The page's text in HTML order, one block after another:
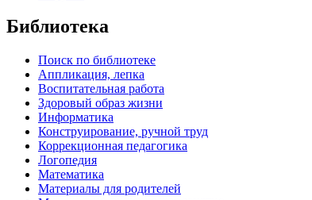
Библиотека
Поиск по библиотеке
Аппликация, лепка
Воспитательная работа
Здоровый образ жизни
Информатика
Конструирование, ручной труд
Коррекционная педагогика
Логопедия
Математика
Материалы для родителей